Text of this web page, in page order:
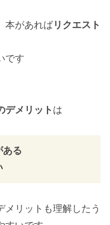
本があればリクエスト
です
デメリット は
ある
メリットも理解したう